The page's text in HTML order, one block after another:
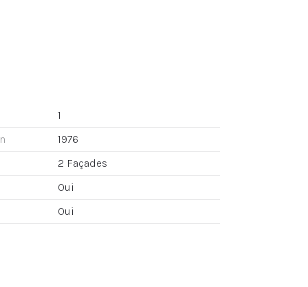
1
1976
2 Façades
Oui
Oui